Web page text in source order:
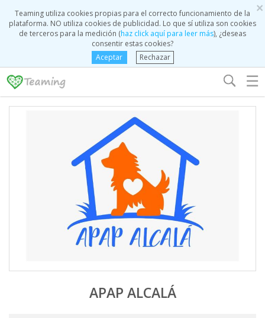
×
Teaming utiliza cookies propias para el correcto funcionamiento de la
plataforma. NO utiliza cookies de publicidad. Lo que sí utiliza son cookies
de terceros para la medición (haz click aquí para leer más), ¿deseas
consentir estas cookies?
Aceptar
Rechazar
☰
APAP ALCALÁ